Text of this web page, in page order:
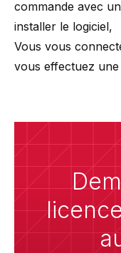
commande avec
installer le logiciel,
Vous vous
vous effectuez